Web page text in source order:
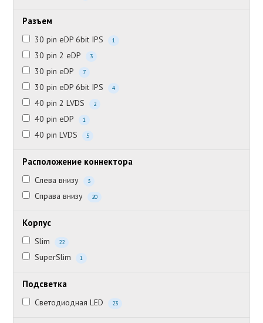
Разъем
30 pin eDP 6bit IPS 1
30 pin 2 eDP 3
30 pin eDP 7
30 pin eDP 6bit IPS 4
40 pin 2 LVDS 2
40 pin eDP 1
40 pin LVDS 5
Расположение коннектора
Слева внизу 3
Справа внизу 20
Корпус
Slim 22
SuperSlim 1
Подсветка
Светодиодная LED 23